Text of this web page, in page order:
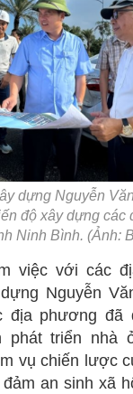
dựng Nguyễn
độ xây dựng các
Ninh Bình. (Ảnh:
việc với các
Nguyễn
địa phương đã
phát triển nhà
vụ chiến lược
an sinh xã